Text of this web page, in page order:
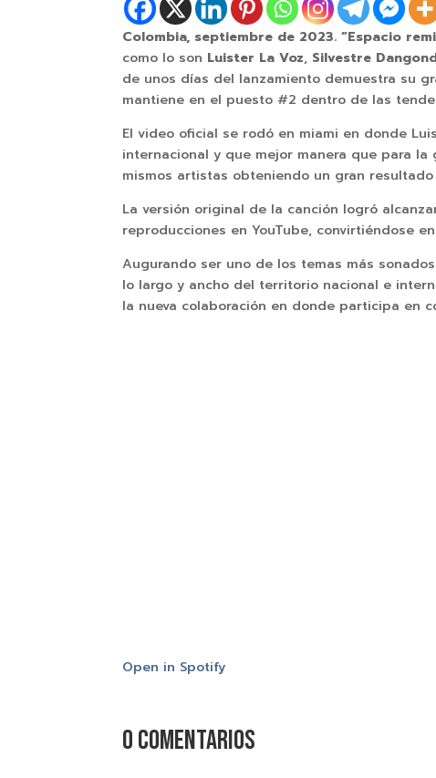
Colombia, septiembre de 2023. “Espacio
como lo son Luister La Voz, Silvestre
de unos días del lanzamiento demuestra su
mantiene en el puesto #2 dentro de las
El video oficial se rodó en miami en donde
internacional y que mejor manera que para
mismos artistas obteniendo un gran
La versión original de la canción logró
reproducciones en YouTube, convirtiéndose
Augurando ser uno de los temas más
lo largo y ancho del territorio nacional e
la nueva colaboración en donde participa en
Open in Spotify
0 comentarios